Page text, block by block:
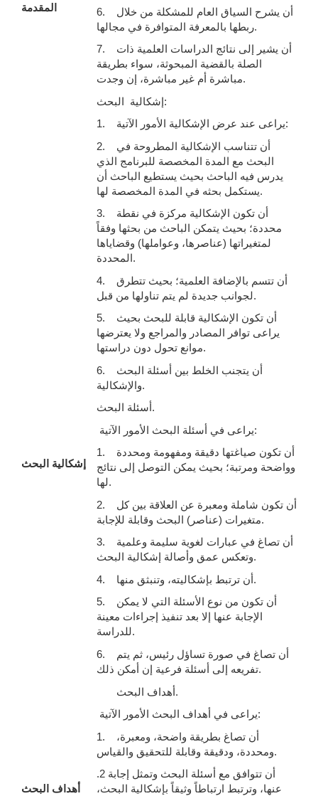
المقدمة
6. أن يشرح السياق العام للمشكلة من خلال
ربطها بالمعرفة المتوافرة في مجالها.
7. أن يشير إلى نتائج الدراسات العلمية ذات
الصلة بالقضية المبحوثة، سواء بطريقة
مباشرة أم غير مباشرة، إن وجدت.
إشكالية البحث
إشكالية البحث:
1. يراعى عند عرض الإشكالية الأمور الآتية:
2. أن تتناسب الإشكالية المطروحة في
البحث مع المدة المخصصة للبرنامج الذي
يدرس فيه الباحث بحيث يستطيع الباحث أن
يستكمل بحثه في المدة المخصصة لها.
3. أن تكون الإشكالية مركزة في نقطة
محددة؛ بحيث يتمكن الباحث من بحثها وفقاً
لمتغيراتها (عناصرها، وعواملها) وقضاياها
المحددة.
4. أن تتسم بالإضافة العلمية؛ بحيث تتطرق
لجوانب جديدة لم يتم تناولها من قبل.
5. أن تكون الإشكالية قابلة للبحث بحيث
يراعى توافر المصادر والمراجع ولا يعترضها
موانع تحول دون دراستها.
6. أن يتجنب الخلط بين أسئلة البحث
والإشكالية.
أسئلة البحث.
يراعى في أسئلة البحث الأمور الآتية:
1. أن تكون صياغتها دقيقة ومفهومة ومحددة
وواضحة ومرتبة؛ بحيث يمكن التوصل إلى نتائج
لها.
2. أن تكون شاملة ومعبرة عن العلاقة بين كل
متغيرات (عناصر) البحث وقابلة للإجابة.
3. أن تصاغ في عبارات لغوية سليمة وعلمية
وتعكس عمق وأصالة إشكالية البحث.
4. أن ترتبط بإشكاليته، وتنبثق منها.
5. أن تكون من نوع الأسئلة التي لا يمكن
الإجابة عنها إلا بعد تنفيذ إجراءات معينة
للدراسة.
6. أن تصاغ في صورة تساؤل رئيس، ثم يتم
تفريعه إلى أسئلة فرعية إن أمكن ذلك.
أهداف البحث
أهداف البحث.
يراعى في أهداف البحث الأمور الآتية:
1. أن تصاغ بطريقة واضحة، ومعبرة،
ومحددة، ودقيقة وقابلة للتحقيق والقياس.
.2 أن تتوافق مع أسئلة البحث وتمثل إجابة
عنها، وترتبط ارتباطاً وثيقاً بإشكالية البحث،